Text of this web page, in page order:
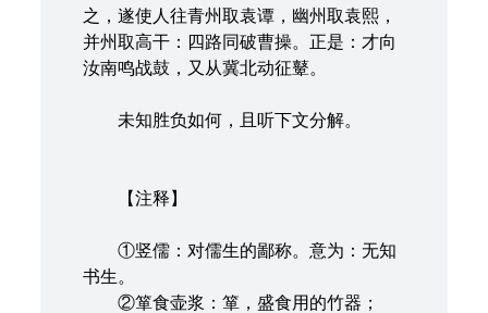
之，遂使人往青州取袁谭，幽州取袁熙，
并州取高干：四路同破曹操。正是：才向
汝南鸣战鼓，又从冀北动征鼙。
未知胜负如何，且听下文分解。
【注释】
①竖儒：对儒生的鄙称。意为：无知
书生。
②箪食壶浆：箪，盛食用的竹器；